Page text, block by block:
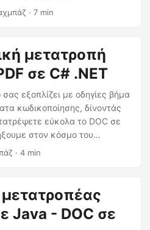
ευκολία.· 7 min
μετατροπή
σε C# .NET
εξοπλίζει με οδηγίες βήμα
κωδικοποίησης, δίνοντάς
εύκολα το DOC σε
στον κόσμο του
μετατρέποντας
· 4 min
Java - DOC σε